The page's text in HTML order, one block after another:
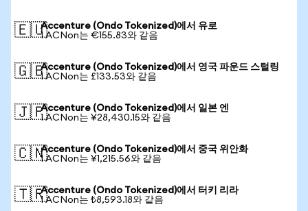
🇪🇺Accenture (Ondo Tokenized)에서 유로
1 ACNon는 €155.83와 같음
🇬🇧Accenture (Ondo Tokenized)에서 영국 파운드 스털링
1 ACNon는 £133.53와 같음
🇯🇵Accenture (Ondo Tokenized)에서 일본 엔
1 ACNon는 ¥28,430.15와 같음
🇨🇳Accenture (Ondo Tokenized)에서 중국 위안화
1 ACNon는 ¥1,215.56와 같음
🇹🇷Accenture (Ondo Tokenized)에서 터키 리라
1 ACNon는 ₺8,593.18와 같음